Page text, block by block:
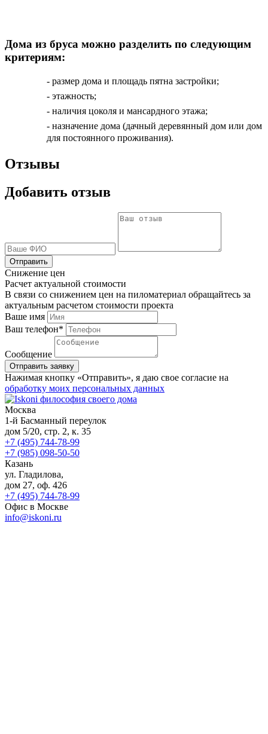
Дома из бруса можно разделить по следующим
критериям:
- размер дома и площадь пятна застройки;
- этажность;
- наличия цоколя и мансардного этажа;
- назначение дома (дачный деревянный дом или дом
для постоянного проживания).
Отзывы
Добавить отзыв
Отправить
Снижение цен
Расчет актуальной стоимости
В связи со снижением цен на пиломатериал обращайтесь за
актуальным расчетом стоимости проекта
Ваше имя
Ваш телефон*
Сообщение
Нажимая кнопку «Отправить», я даю свое согласие на
обработку моих персональных данных
Москва
1-й Басманный переулок
дом 5/20, стр. 2, к. 35
+7 (495) 744-78-99
+7 (985) 098-50-50
Казань
ул. Гладилова,
дом 27, оф. 426
+7 (495) 744-78-99
Офис в Москве
info@iskoni.ru